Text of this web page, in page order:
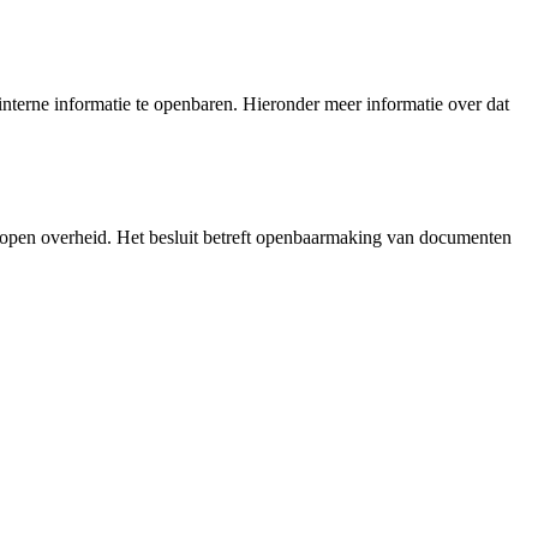
informatie te openbaren. Hieronder meer informatie over dat
overheid. Het besluit betreft openbaarmaking van documenten